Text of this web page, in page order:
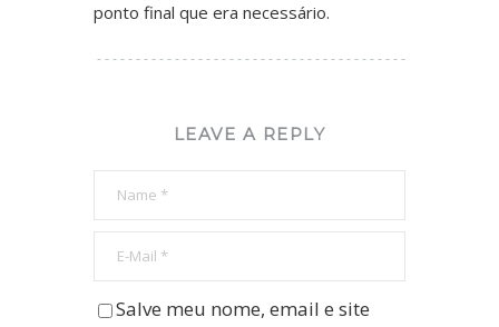
ponto final que era necessário.
LEAVE A REPLY
Salve meu nome, email e site